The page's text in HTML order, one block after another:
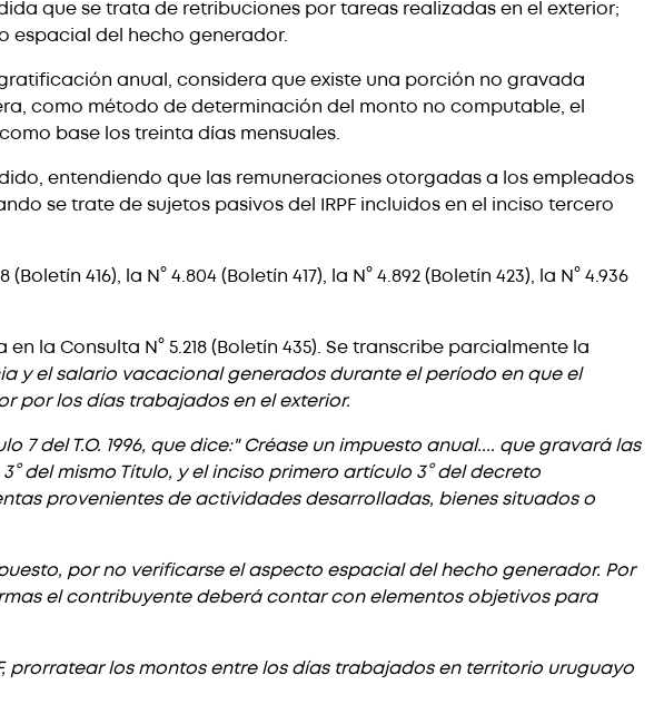
que se trata de retribuciones por tareas realizadas en el exterior;
espacial del hecho generador.
anual, considera que existe una porción no gravada
como método de determinación del monto no computable, el
base los treinta días mensuales.
entendiendo que las remuneraciones otorgadas a los empleados
se trate de sujetos pasivos del IRPF incluidos en el inciso tercero
416), la N° 4.804 (Boletín 417), la N° 4.892 (Boletín 423), la N° 4.936
la Consulta N° 5.218 (Boletín 435). Se transcribe parcialmente la
y el salario vacacional generados durante el período en que el
por los días trabajados en el exterior.
del T.O. 1996, que dice:" Créase un impuesto anual.... que gravará las
del mismo Título, y el inciso primero artículo 3° del decreto
provenientes de actividades desarrolladas, bienes situados o
por no verificarse el aspecto espacial del hecho generador. Por
el contribuyente deberá contar con elementos objetivos para
prorratear los montos entre los días trabajados en territorio uruguayo